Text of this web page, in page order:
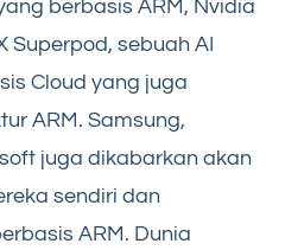
berbasis ARM, Nvidia
Superpod, sebuah AI
Cloud yang juga
ARM. Samsung,
juga dikabarkan akan
sendiri dan
ARM. Dunia